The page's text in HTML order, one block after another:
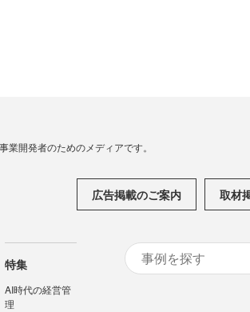
開発者のためのメディアです。
広告掲載のご案内 取材
特集
AI時代の経営管
理